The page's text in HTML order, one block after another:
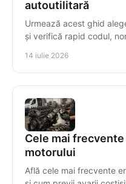
autoutilitară
Urmează acest ghid
și verifică rapid codul,
14 iulie 2026
Cele mai
motorului
Află cele mai frecvente